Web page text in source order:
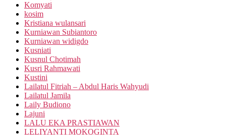
Komyati
kosim
Kristiana wulansari
Kurniawan Subiantoro
Kurniawan widigdo
Kusniati
Kusnul Chotimah
Kusri Rahmawati
Kustini
Lailatul Fitriah – Abdul Haris Wahyudi
Lailatul Jamila
Laily Budiono
Lajuni
LALU EKA PRASTIAWAN
LELIYANTI MOKOGINTA